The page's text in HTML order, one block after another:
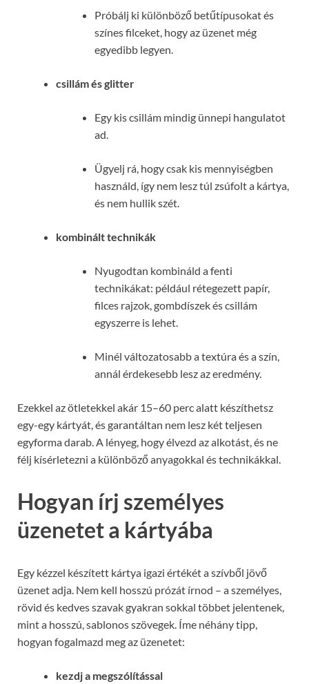
Próbálj ki különböző betűtípusokat és
színes filceket, hogy az üzenet még
egyedibb legyen.
csillám és glitter
Egy kis csillám mindig ünnepi hangulatot
ad.
Ügyelj rá, hogy csak kis mennyiségben
használd, így nem lesz túl zsúfolt a kártya,
és nem hullik szét.
kombinált technikák
Nyugodtan kombináld a fenti
technikákat: például rétegezett papír,
filces rajzok, gombdíszek és csillám
egyszerre is lehet.
Minél változatosabb a textúra és a szín,
annál érdekesebb lesz az eredmény.
Ezekkel az ötletekkel akár 15–60 perc alatt készíthetsz
egy-egy kártyát, és garantáltan nem lesz két teljesen
egyforma darab. A lényeg, hogy élvezd az alkotást, és ne
félj kísérletezni a különböző anyagokkal és technikákkal.
Hogyan írj személyes
üzenetet a kártyába
Egy kézzel készített kártya igazi értékét a szívből jövő
üzenet adja. Nem kell hosszú prózát írnod – a személyes,
rövid és kedves szavak gyakran sokkal többet jelentenek,
mint a hosszú, sablonos szövegek. Íme néhány tipp,
hogyan fogalmazd meg az üzenetet:
kezdj a megszólítással